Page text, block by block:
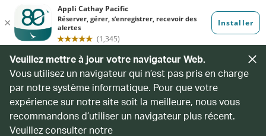
Veuillez mettre à jour votre navigateur Web.
Vous utilisez un navigateur qui n’est pas pris en charge
par notre système informatique. Pour que votre
expérience sur notre site soit la meilleure, nous vous
recommandons d’utiliser un navigateur plus récent.
Veuillez consulter notre